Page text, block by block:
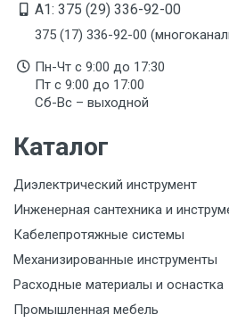
A1: 375 (29) 336-92-00
375 (17) 336-92-00
Пн-Чт с 9:00 до 17:30
Пт с 9:00 до 17:00
Сб-Вс – выходной
Каталог
Диэлектрический инструмент
Инженерная сантехника и
Кабелепротяжные системы
Механизированные инструменты
Расходные материалы и оснастка
Промышленная мебель